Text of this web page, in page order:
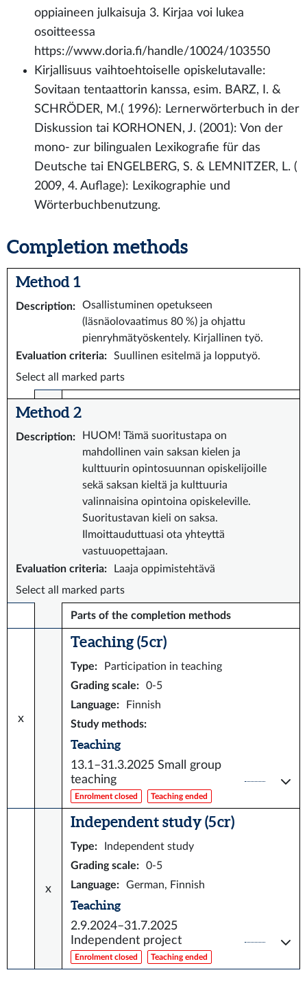
oppiaineen julkaisuja 3. Kirjaa voi lukea
osoitteessa
https://www.doria.fi/handle/10024/103550
Kirjallisuus vaihtoehtoiselle opiskelutavalle:
Sovitaan tentaattorin kanssa, esim. BARZ, I. &
SCHRÖDER, M.( 1996): Lernerwörterbuch in der
Diskussion tai KORHONEN, J. (2001): Von der
mono- zur bilingualen Lexikografie für das
Deutsche tai ENGELBERG, S. & LEMNITZER, L. (
2009, 4. Auflage): Lexikographie und
Wörterbuchbenutzung.
Completion methods
Method 1
Description:
Osallistuminen opetukseen
(läsnäolovaatimus 80 %) ja ohjattu
pienryhmätyöskentely. Kirjallinen työ.
Evaluation criteria:
Suullinen esitelmä ja lopputyö.
Select all marked parts
Method 2
Description:
HUOM! Tämä suoritustapa on
mahdollinen vain saksan kielen ja
kulttuurin opintosuunnan opiskelijoille
sekä saksan kieltä ja kulttuuria
valinnaisina opintoina opiskeleville.
Suoritustavan kieli on saksa.
Ilmoittauduttuasi ota yhteyttä
vastuuopettajaan.
Evaluation criteria:
Laaja oppimistehtävä
Select all marked parts
Parts of the completion methods
x
Teaching (5 cr)
Type:
Participation in teaching
Grading scale:
0-5
Language:
Finnish
Study methods:
Teaching
13.1–31.3.2025 Small group
teaching
Enrolment closed Teaching ended
x
Independent study (5 cr)
Type:
Independent study
Grading scale:
0-5
Language: German, Finnish
Teaching
2.9.2024–31.7.2025
Independent project
Enrolment closed Teaching ended